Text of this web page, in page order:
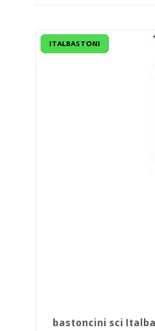
ITALBASTONI
bastoncini sci